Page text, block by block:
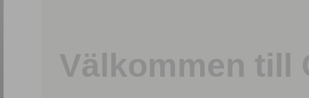
Välkommen till